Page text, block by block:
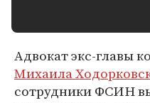
Адвокат экс-главы
Михаила
сотрудники ФСИН